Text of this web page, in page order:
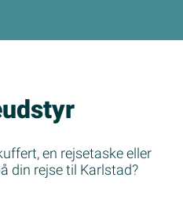
en rejsetaske eller
din rejse til Karlstad?